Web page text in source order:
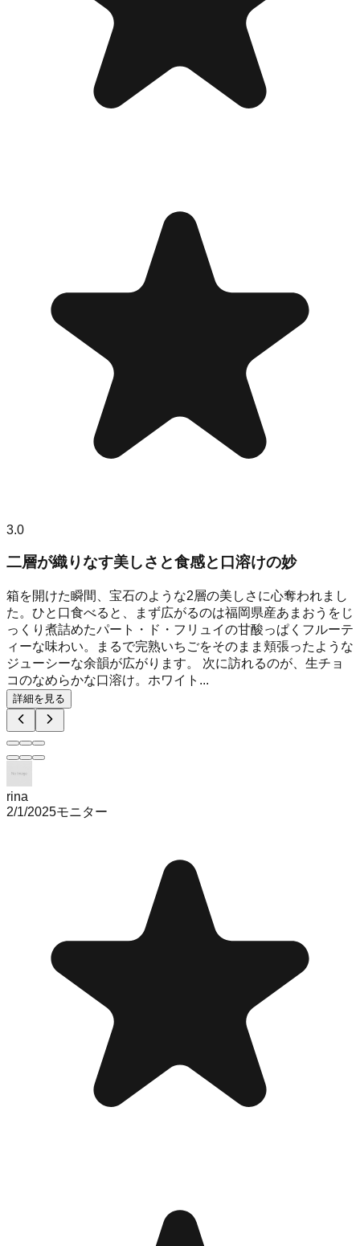
3.0
二層が織りなす美しさと食感と口溶けの妙
箱を開けた瞬間、宝石のような2層の美しさに心奪われまし
た。ひと口食べると、まず広がるのは福岡県産あまおうをじ
っくり煮詰めたパート・ド・フリュイの甘酸っぱくフルーテ
ィーな味わい。まるで完熟いちごをそのまま頬張ったような
ジューシーな余韻が広がります。 次に訪れるのが、生チョ
コのなめらかな口溶け。ホワイト...
詳細を見る
rina
2/1/2025モニター